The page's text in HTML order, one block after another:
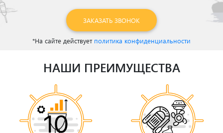
ЗАКАЗАТЬ ЗВОНОК
*На сайте действует политика конфиденциальности
НАШИ ПРЕИМУЩЕСТВА